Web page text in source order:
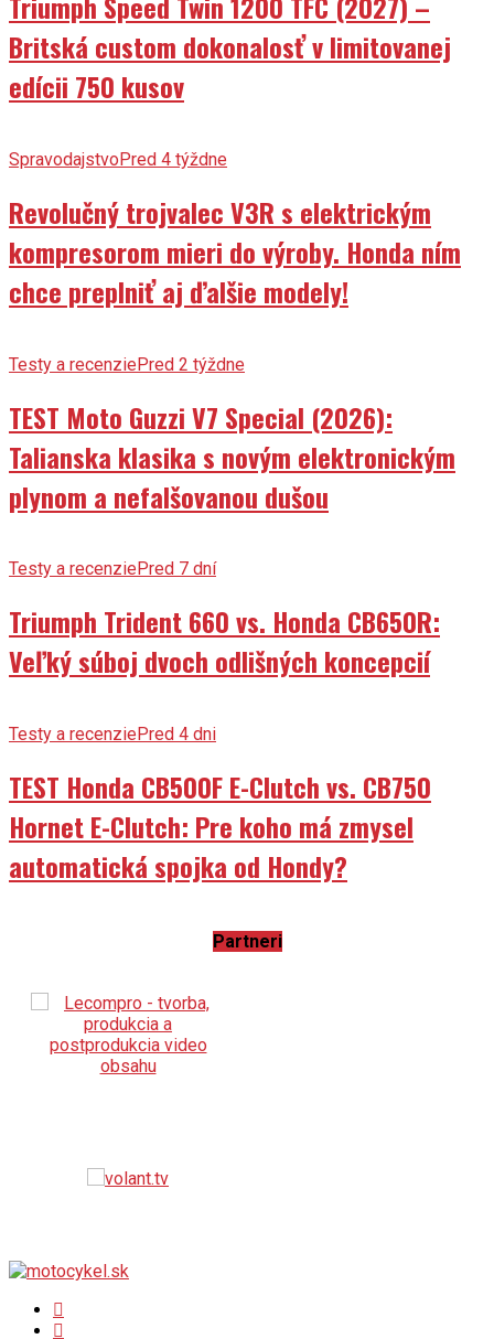
Britská custom dokonalosť v limitovanej
edícii 750 kusov
SpravodajstvoPred 4 týždne
Revolučný trojvalec V3R s elektrickým
kompresorom mieri do výroby. Honda ním
chce preplniť aj ďalšie modely!
Testy a recenziePred 2 týždne
TEST Moto Guzzi V7 Special (2026):
Talianska klasika s novým elektronickým
plynom a nefalšovanou dušou
Testy a recenziePred 7 dní
Triumph Trident 660 vs. Honda CB650R:
Veľký súboj dvoch odlišných koncepcií
Testy a recenziePred 4 dni
TEST Honda CB500F E-Clutch vs. CB750
Hornet E-Clutch: Pre koho má zmysel
automatická spojka od Hondy?
Partneri